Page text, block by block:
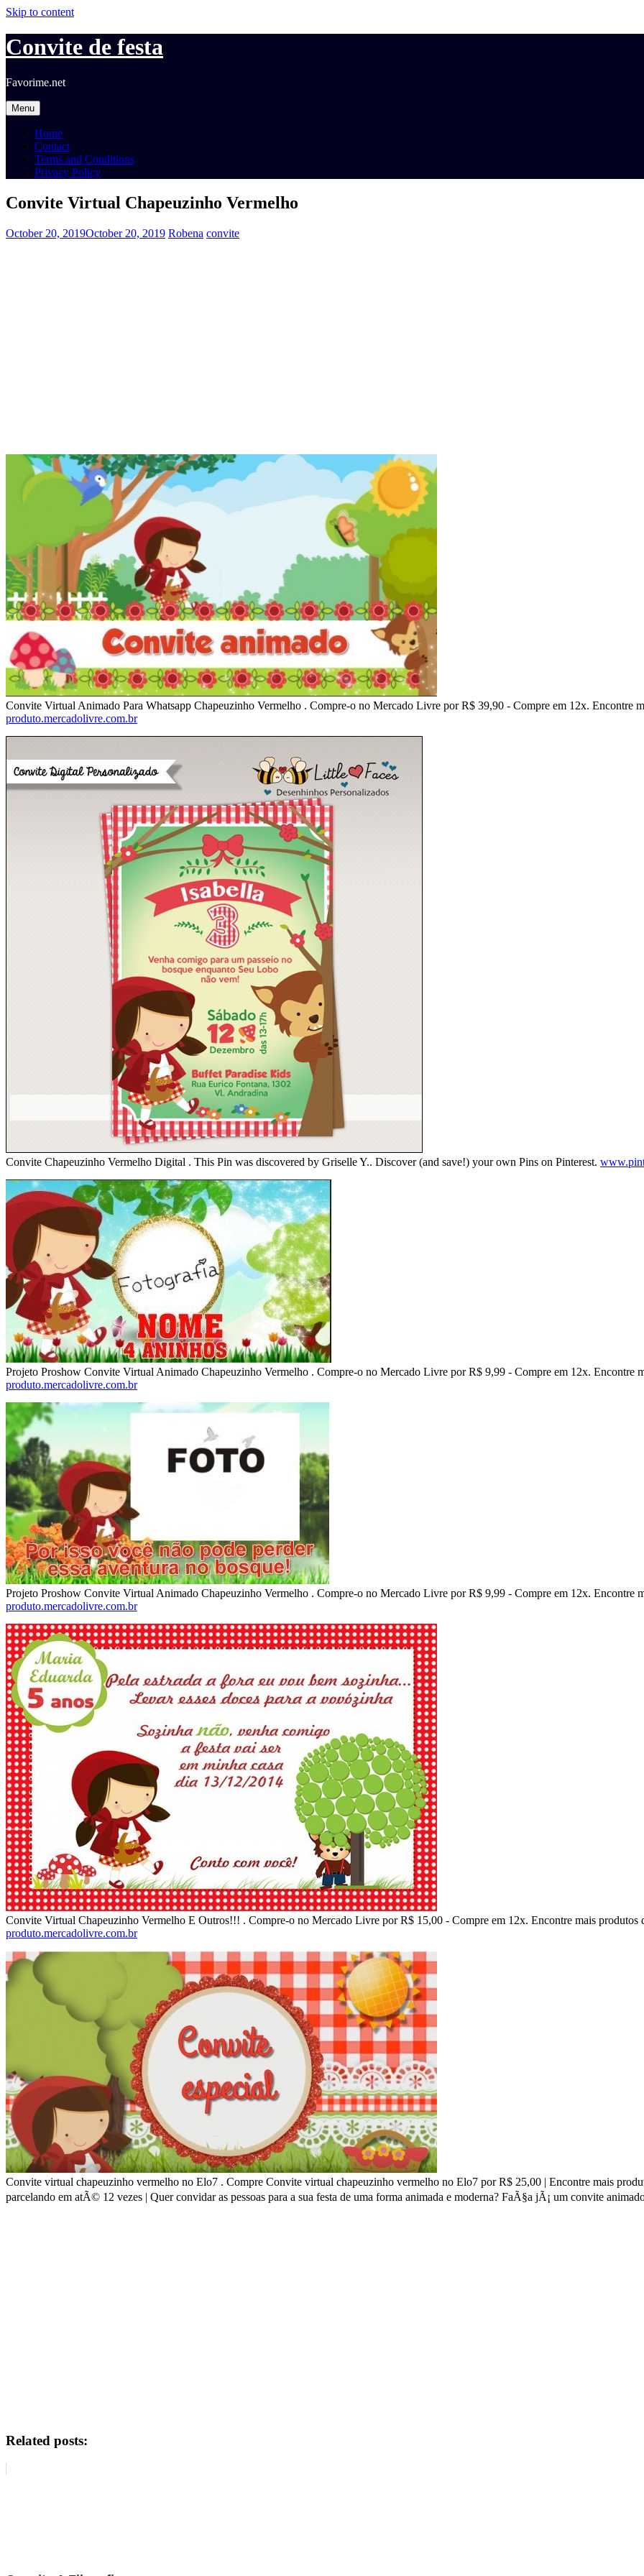
Skip to content
Convite de festa
Favorime.net
Menu
Home
Contact
Terms and Conditions
Privacy Policy
Convite Virtual Chapeuzinho Vermelho
October 20, 2019October 20, 2019 Robena convite
Convite Virtual Animado Para Whatsapp Chapeuzinho Vermelho . Compre-o no Mercado Livre por R$ 39,90 - Compre em 12x. Encontre
produto.mercadolivre.com.br
Convite Chapeuzinho Vermelho Digital . This Pin was discovered by Griselle Y.. Discover (and save!) your own Pins on Pinterest.
Projeto Proshow Convite Virtual Animado Chapeuzinho Vermelho . Compre-o no Mercado Livre por R$ 9,99 - Compre em 12x. Encontre
produto.mercadolivre.com.br
Projeto Proshow Convite Virtual Animado Chapeuzinho Vermelho . Compre-o no Mercado Livre por R$ 9,99 - Compre em 12x. Encontre
produto.mercadolivre.com.br
Convite Virtual Chapeuzinho Vermelho E Outros!!! . Compre-o no Mercado Livre por R$ 15,00 - Compre em 12x. Encontre mais produtos
produto.mercadolivre.com.br
Convite virtual chapeuzinho vermelho no Elo7 . Compre Convite virtual chapeuzinho vermelho no Elo7 por R$ 25,00 | Encontre mais
parcelando em atÃ© 12 vezes | Quer convidar as pessoas para a sua festa de uma forma animada e moderna? FaÃ§a jÃ¡ um convite
Related posts: